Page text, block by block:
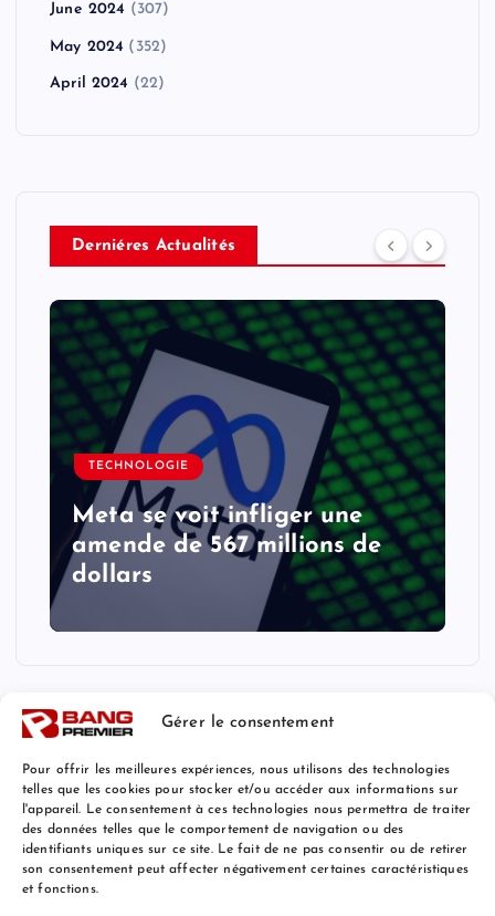
Gérer le consentement
Pour offrir les meilleures expériences, nous utilisons des technologies
telles que les cookies pour stocker et/ou accéder aux informations sur
l'appareil. Le consentement à ces technologies nous permettra de traiter
des données telles que le comportement de navigation ou des
identifiants uniques sur ce site. Le fait de ne pas consentir ou de retirer
son consentement peut affecter négativement certaines caractéristiques
et fonctions.
June 2024 (307)
May 2024 (352)
April 2024 (22)
Derniéres Actualités
TECHNOLOGIE
Meta se voit infliger une
amende de 567 millions de
dollars
Mentions Légales